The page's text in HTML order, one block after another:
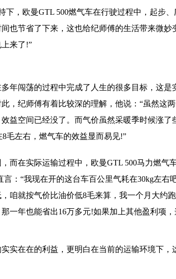
，欧曼GTL 500燃气车在行驶过程中，起步
也节省了下来，这也给纪师傅的生活带来微妙
来了!”
年闯荡的过程中完成了人生的很多目标，这是
，纪师傅有着比较深的理解，他说：“虽然这
益空间已经没了。而气价虽然采暖季时候涨了
毛左右，燃气车的效益显而易见!”
在实际运输过程中，欧曼GTL 500马力燃气
：“我现在开的这台车百公里气耗在30kg左右
咱就按气价比油价低8毛来算，我一个月大约
一年也能省出16万多元!如果加上其他盈利项
实在在的利益，更明白在当前的运输环境下，